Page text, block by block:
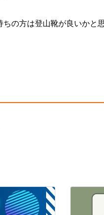
の方は登山靴が良いかと思